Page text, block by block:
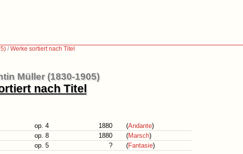
/Werke sortiert nach Titel
Müller (1830-1905)
nach Titel
op. 4 1880 (Andante)
op. 8 1880 (Marsch)
op. 5 ? (Fantasie)